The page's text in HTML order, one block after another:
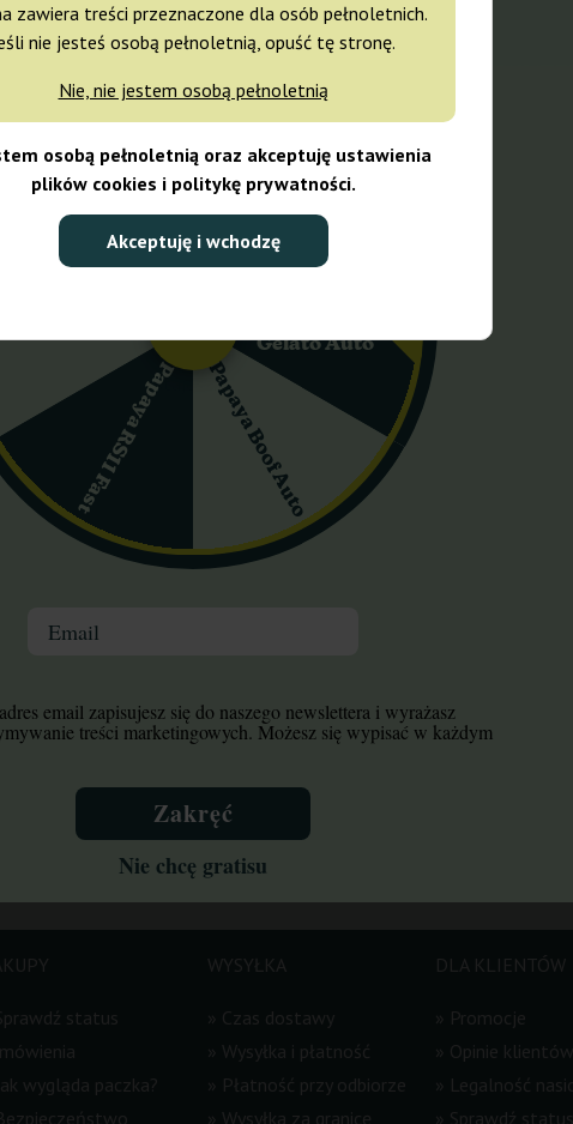
zawiera treści przeznaczone dla osób pełnoletnich.
nie jesteś osobą pełnoletnią, opuść tę stronę.
Nie, nie jestem osobą pełnoletnią
osobą pełnoletnią oraz akceptuję ustawienia
plików cookies i politykę prywatności.
Akceptuję i wchodzę
nasion, w której możesz znaleźć odmiany przecenione
wybranych genetyk, dlatego oferta ma limitowany charakter i
zarówno nasiona automatyczne, jak i feminizowane. Tutaj znajdziesz
żeby sięgnąć po sprawdzone nasiona w wyraźnie niższych cenach,
stanów...
= więcej dostajesz. Proste. Do każdego zamówienia
perełki, nasiona które sami chcielibyśmy otrzymać. Tymi
Ganja Farmer, a nie posprzątać magazyn z tego co nie schodzi.
które sam wybierasz w koszyku. Jak to działa w praktyce? 75 zł
kod - sprawdź swoją skrzynkę mailową. Będzie czekał tam na
zamówienia. Darmowe nasiono automatycznie wskoczy do
na bieżąco z premierami, promocjami i wyprzedażami...
status
wygląda paczka?
WYSYŁKA
Czas dostawy
Wysyłka i płatność
Płatność przy odbiorze
Wysyłka za granicę
DLA KLIENTÓW
Promocje
Opinie klientów
Legalność
Sprawdź status
Gorilla Cookies
Gelato Auto
Papaya Boof Auto
Papaya RS11 Fast
Pink Guava Fast
Email
email zapisujesz się do naszego newslettera i wyrażasz
treści marketingowych. Możesz się wypisać w każdym
Zakręć
Nie chcę gratisu